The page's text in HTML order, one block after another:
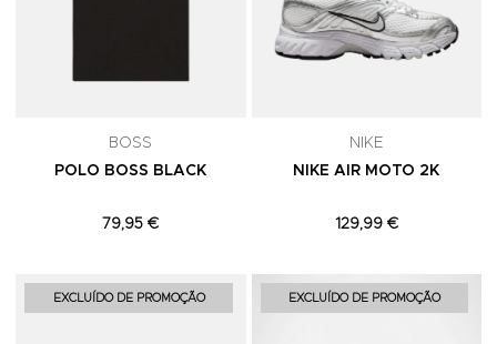
BOSS
POLO BOSS BLACK
79,95 €
NIKE
NIKE AIR MOTO 2K
129,99 €
EXCLUÍDO DE PROMOÇÃO Adicionar aos Favoritos
EXCLUÍDO DE PROMOÇÃO